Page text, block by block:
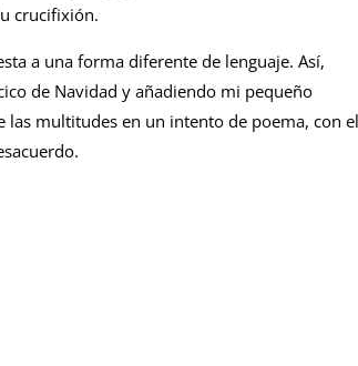
crucifixión.
a una forma diferente de lenguaje. Así,
de Navidad y añadiendo mi pequeño
multitudes en un intento de poema, con el